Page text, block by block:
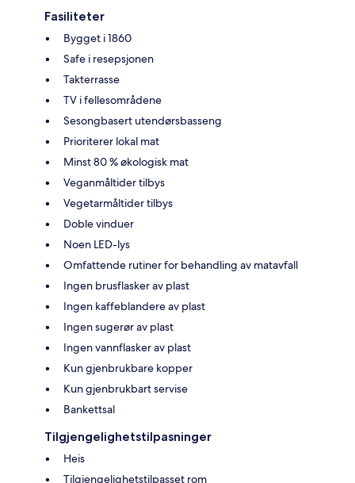
Fasiliteter
Bygget i 1860
Safe i resepsjonen
Takterrasse
TV i fellesområdene
Sesongbasert utendørsbasseng
Prioriterer lokal mat
Minst 80 % økologisk mat
Veganmåltider tilbys
Vegetarmåltider tilbys
Doble vinduer
Noen LED-lys
Omfattende rutiner for behandling av matavfall
Ingen brusflasker av plast
Ingen kaffeblandere av plast
Ingen sugerør av plast
Ingen vannflasker av plast
Kun gjenbrukbare kopper
Kun gjenbrukbart servise
Bankettsal
Tilgjengelighetstilpasninger
Heis
Tilgjengelighetstilpasset rom